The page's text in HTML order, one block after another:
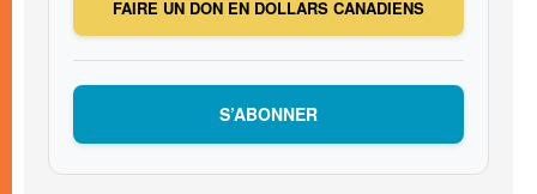
FAIRE UN DON EN DOLLARS CANADIENS
S’ABONNER